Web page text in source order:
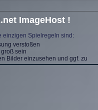
ImageHost !
einzigen Spielregeln sind:
verstoßen
sein
Bilder einzusehen und ggf. zu